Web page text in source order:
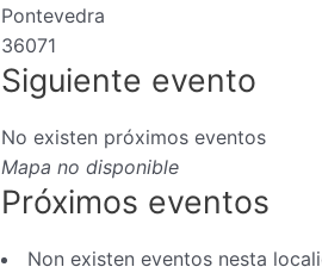
Pontevedra
36071
Siguiente evento
No existen próximos eventos
Mapa no disponible
Próximos eventos
Non existen eventos nesta